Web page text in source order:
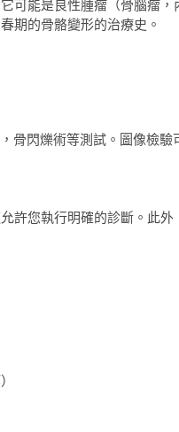
可能是良性腫瘤（骨腦瘤
期的骨骼變形的治療史。
骨閃爍術等測試。圖像檢
許您執行明確的診斷。此